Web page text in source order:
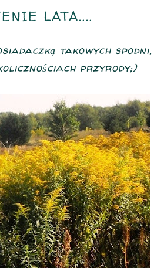
LATA....
takowych
przyrody;)